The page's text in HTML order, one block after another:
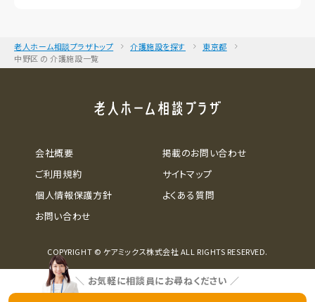
老人ホーム相談プラザトップ 介護施設を探す
東京都
中野区 の 介護施設一覧
＼ お気軽に相談員にお尋ねください ／
会社概要
ご利用規約
個人情報保護方針
お問い合わせ
掲載のお問い合わせ
サイトマップ
よくある質問
COPYRIGHT © ケアミックス株式会社 ALL RIGHTS RESERVED.